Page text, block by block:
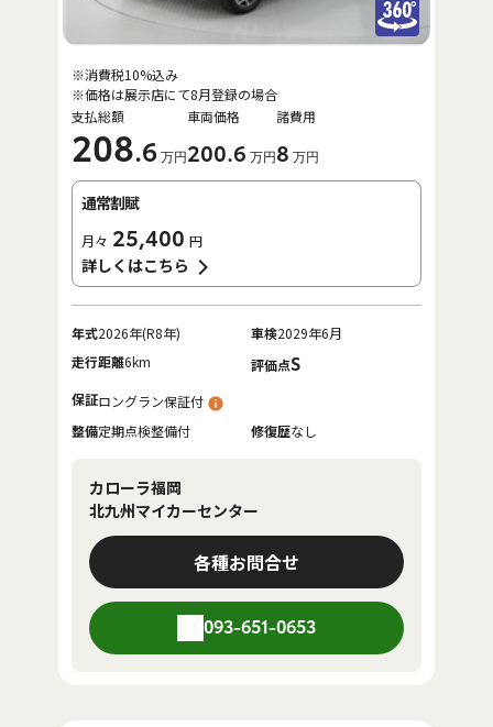
支払総額
208.6 万円
車両価格
200.6 万円
諸費用
8 万円
※消費税10%込み
※価格は展示店にて8月登録の場合
通常割賦
月々 25,400 円
詳しくはこちら
年式2026年(R8年) 車検2029年6月
走行距離6km 評価点S
保証ロングラン保証付
整備定期点検整備付 修復歴なし
カローラ福岡
北九州マイカーセンター
各種お問合せ
093-651-0653